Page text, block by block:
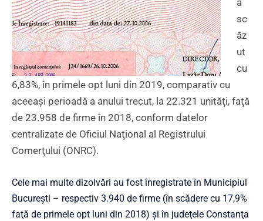
a
sc
ăz
ut
cu
6,83%, în primele opt luni din 2019, comparativ cu
aceeaşi perioadă a anului trecut, la 22.321 unităţi, faţă
de 23.958 de firme în 2018, conform datelor
centralizate de Oficiul Naţional al Registrului
Comerţului (ONRC).
Cele mai multe dizolvări au fost înregistrate în Municipiul
Bucureşti – respectiv 3.940 de firme (în scădere cu 17,9%
faţă de primele opt luni din 2018) şi în judeţele Constanţa